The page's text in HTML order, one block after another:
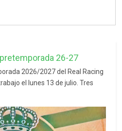
26-27
2026/2027 del Real Racing
el lunes 13 de julio. Tres